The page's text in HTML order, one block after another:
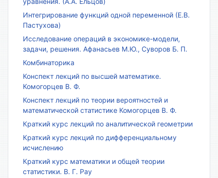
Интегрирование функций одной переменной (Е.В.
Пастухова)
Исследование операций в экономике-модели,
задачи, решения. Афанасьев М.Ю., Суворов Б. П.
Комбинаторика
Конспект лекций по высшей математике.
Комогорцев В. Ф.
Конспект лекций по теории вероятностей и
математической статистике Комогорцев В. Ф.
Краткий курс лекций по аналитической геометрии
Краткий курс лекций по дифференциальному
исчислению
Краткий курс математики и общей теории
статистики. В. Г. Рау